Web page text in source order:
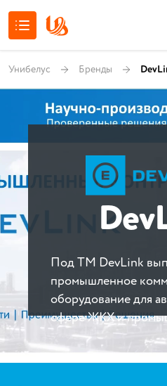
Унибелус Бренды
Под ТМ DevLink
промышленное
оборудование для
сфере ЖКХ и